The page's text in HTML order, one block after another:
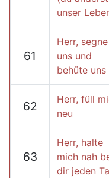
unser
61
Herr, segne
uns und
behüte uns
62
Herr, füll
neu
63
Herr, halte
mich nah
dir jeden